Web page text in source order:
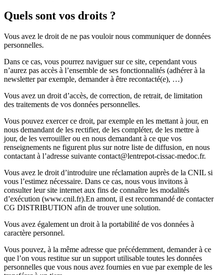
Quels sont vos droits ?
Vous avez le droit de ne pas vouloir nous communiquer de données
personnelles.
Dans ce cas, vous pourrez naviguer sur ce site, cependant vous
n’aurez pas accès à l’ensemble de ses fonctionnalités (adhérer à la
newsletter par exemple, demander à être recontacté(e), …)
Vous avez un droit d’accès, de correction, de retrait, de limitation
des traitements de vos données personnelles.
Vous pouvez exercer ce droit, par exemple en les mettant à jour, en
nous demandant de les rectifier, de les compléter, de les mettre à
jour, de les verrouiller ou en nous demandant à ce que vos
renseignements ne figurent plus sur notre liste de diffusion, en nous
contactant à l’adresse suivante contact@lentrepot-cissac-medoc.fr.
Vous avez le droit d’introduire une réclamation auprès de la CNIL si
vous l’estimez nécessaire. Dans ce cas, nous vous invitons à
consulter leur site internet aux fins de connaître les modalités
d’exécution (www.cnil.fr).En amont, il est recommandé de contacter
CG DISTRIBUTION afin de trouver une solution.
Vous avez également un droit à la portabilité de vos données à
caractère personnel.
Vous pouvez, à la même adresse que précédemment, demander à ce
que l’on vous restitue sur un support utilisable toutes les données
personnelles que vous nous avez fournies en vue par exemple de les